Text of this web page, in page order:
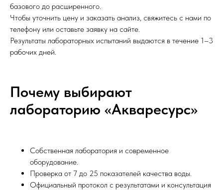
базового до расширенного.
Чтобы уточнить цену и заказать анализ, свяжитесь с нами по
телефону или оставьте заявку на сайте.
Результаты лабораторных испытаний выдаются в течение 1–3
рабочих дней.
Почему выбирают
лабораторию «Акваресурс»
Собственная лаборатория и современное
оборудование.
Проверка от 7 до 25 показателей качества воды.
Официальный протокол с результатами и консультация